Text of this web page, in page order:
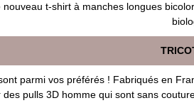
nouveau t-shirt à manches longues
parmi vos préférés ! Fabriqués en
des pulls 3D homme qui sont sans